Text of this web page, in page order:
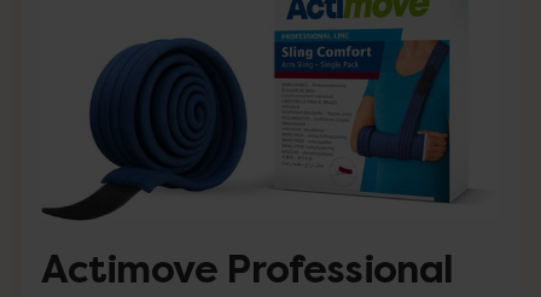
Actimove Professional